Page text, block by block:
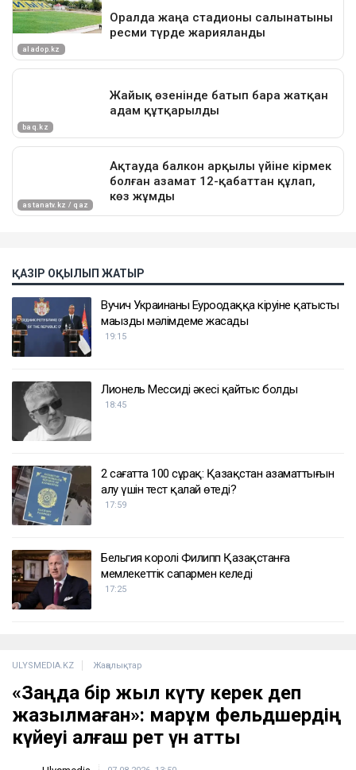
ҚАЗІР ОҚЫЛЫП ЖАТЫР
Вучич Украинаның Еуроодаққа кіруіне қатысты
маңызды мәлімдеме жасады
19:15
Лионель Мессидің әкесі қайтыс болды
18:45
2 сағатта 100 сұрақ: Қазақстан азаматтығын
алу үшін тест қалай өтеді?
17:59
Бельгия королі Филипп Қазақстанға
мемлекеттік сапармен келеді
17:25
ULYSMEDIA.KZ Жаңалықтар
«Заңда бір жыл күту керек деп
жазылмаған»: марқұм фельдшердің
күйеуі алғаш рет үн қатты